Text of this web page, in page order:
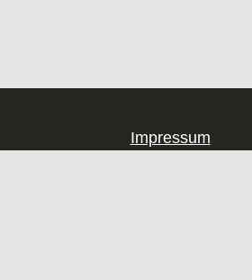
Impressum